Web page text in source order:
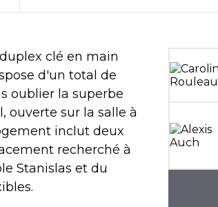
clé en main
d'un total de
oublier la superbe
ouverte sur la salle à
inclut deux
recherché à
Stanislas et du